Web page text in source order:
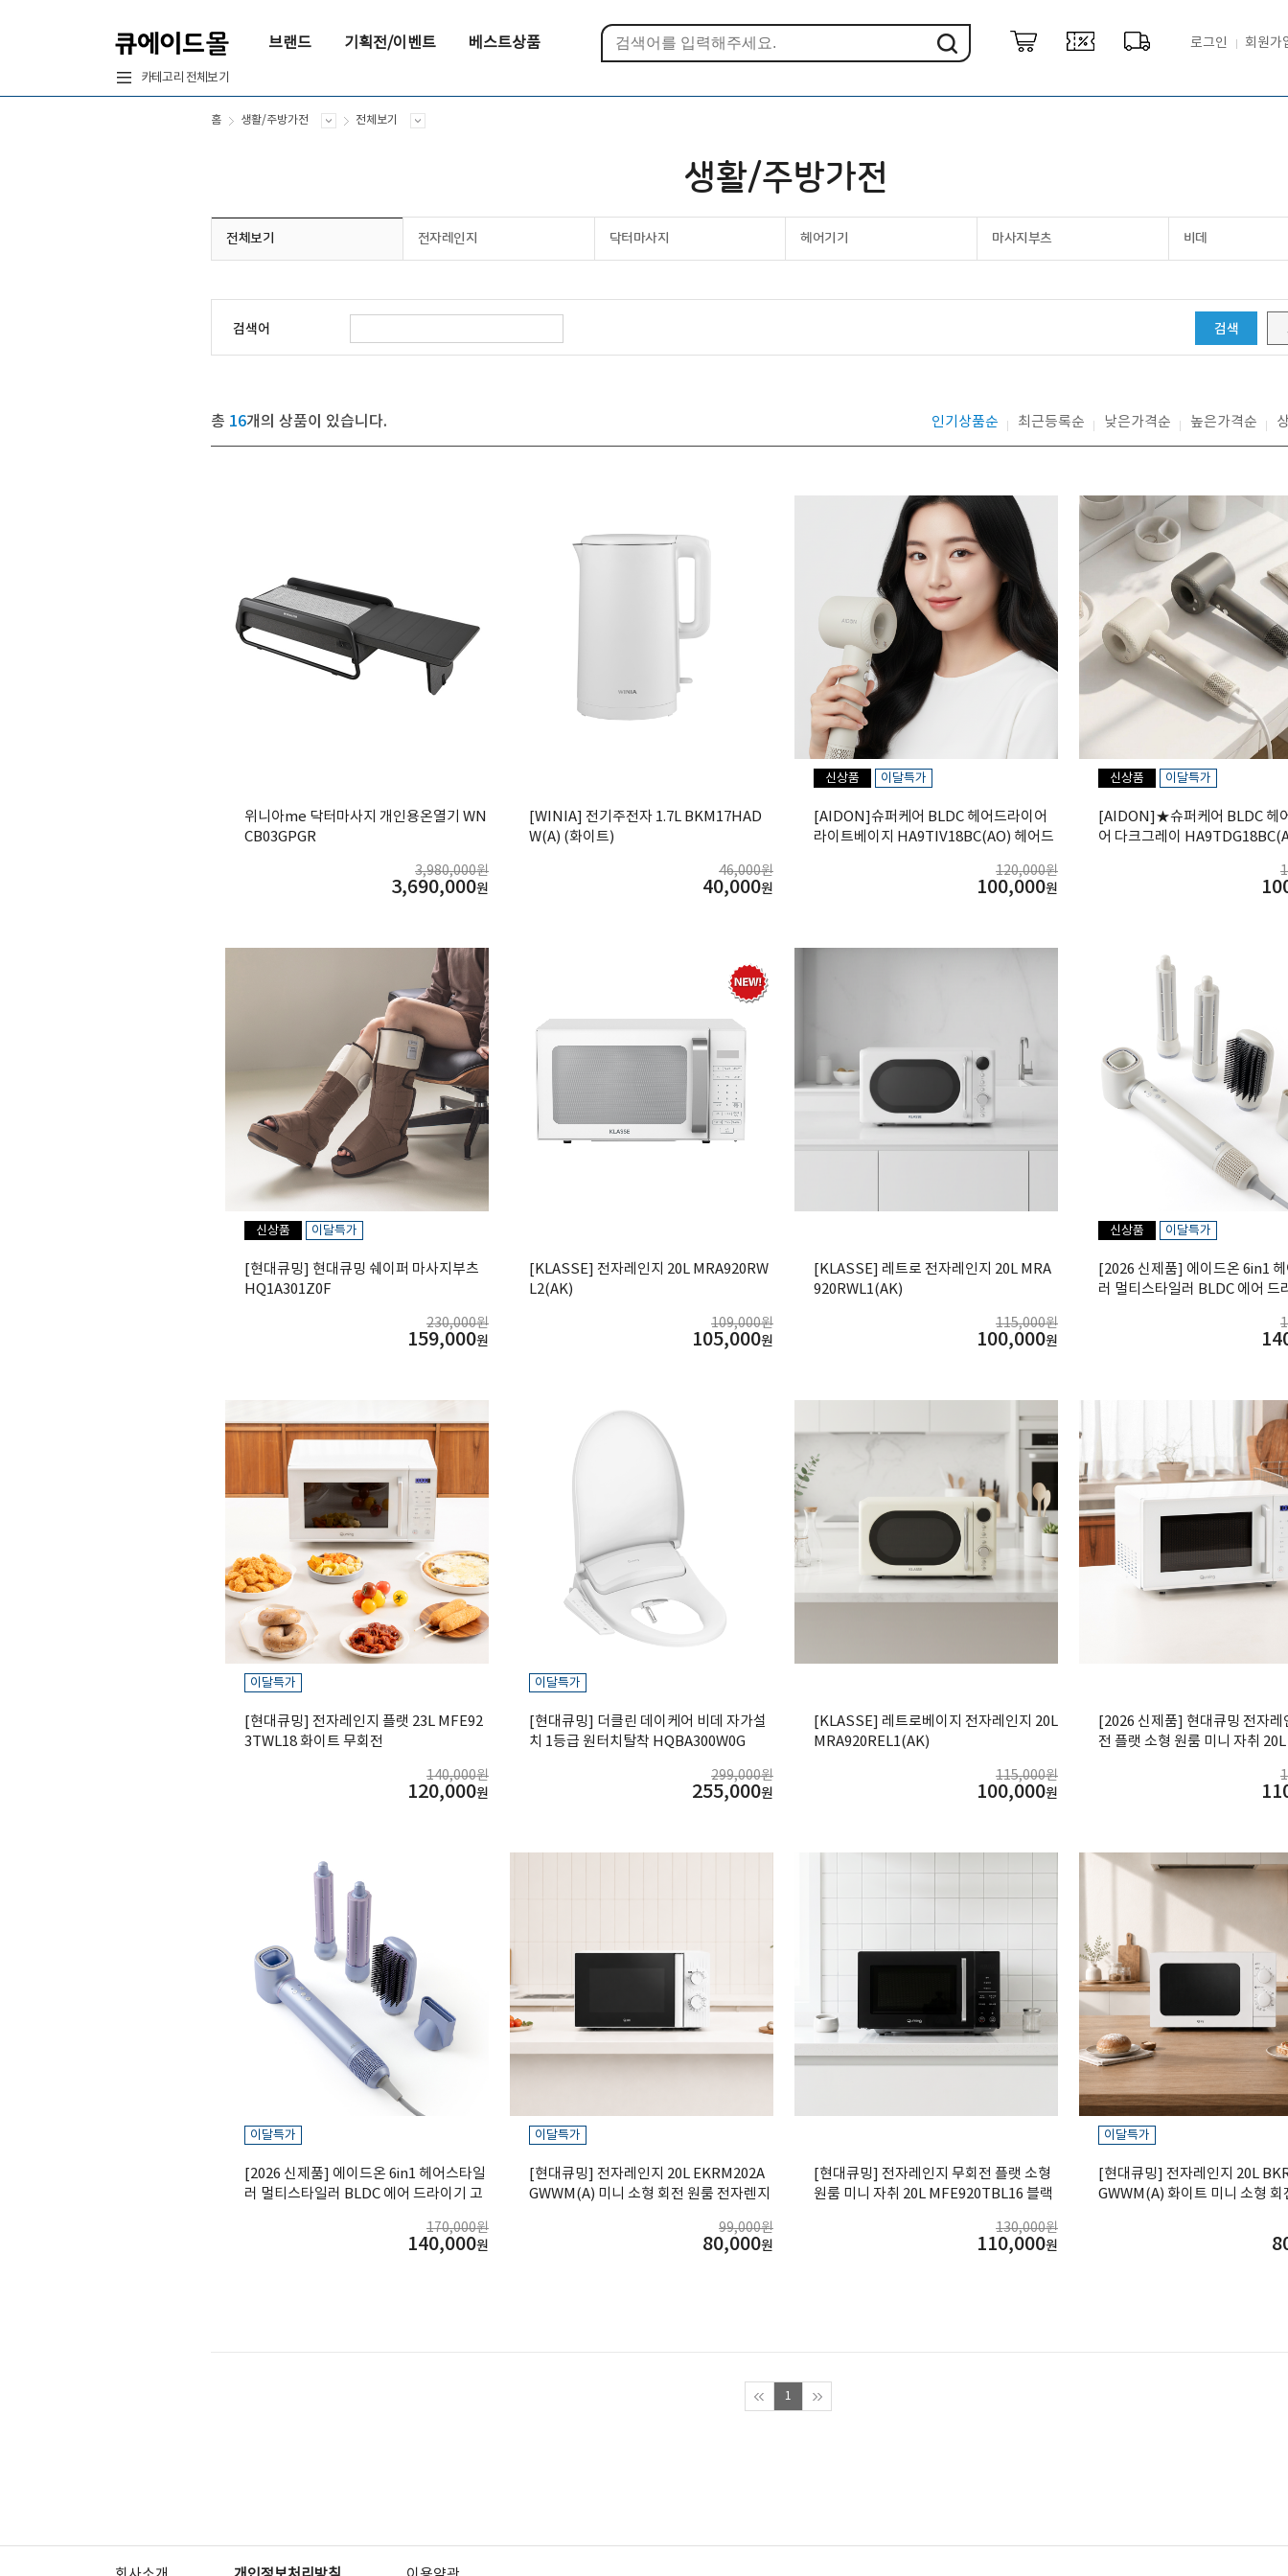
브랜드 기획전/이벤트 베스트상품 로그인 회원가
카테고리 전체보기
홈 생활/주방가전 전체보기
생활/주방가전
전체보기 전자레인지 닥터마사지 헤어기기 마사지부츠 비데
검색어 검색
총 16개의 상품이 있습니다. 인기상품순 최근등록순 낮은가격순 높은가격순
위니아me 닥터마사지 개인용온열기 WN
CB03GPGR
3,980,000원
3,690,000원
[WINIA] 전기주전자 1.7L BKM17HAD
W(A) (화이트)
46,000원
40,000원
신상품 이달특가
[AIDON]슈퍼케어 BLDC 헤어드라이어
라이트베이지 HA9TIV18BC(AO) 헤어드
120,000원
100,000원
신상품 이달특가
[AIDON]★슈퍼케어 BLDC 헤
어 다크그레이
신상품 이달특가
[현대큐밍] 현대큐밍 쉐이퍼 마사지부츠
HQ1A301Z0F
230,000원
159,000원
[KLASSE] 전자레인지 20L MRA920RW
L2(AK)
109,000원
105,000원
[KLASSE] 레트로 전자레인지 20L MRA
920RWL1(AK)
115,000원
100,000원
신상품 이달특가
[2026 신제품] 에이드온 6in1
러 멀티스타일러 BLDC 에어 드
이달특가
[현대큐밍] 전자레인지 플랫 23L MFE92
3TWL18 화이트 무회전
140,000원
120,000원
이달특가
[현대큐밍] 더클린 데이케어 비데 자가설
치 1등급 원터치탈착 HQBA300W0G
299,000원
255,000원
[KLASSE] 레트로베이지 전자레인지 20L
MRA920REL1(AK)
115,000원
100,000원
[2026 신제품] 현대큐밍 전자레
전 플랫 소형 원룸 미니 자취
이달특가
[2026 신제품] 에이드온 6in1 헤어스타일
러 멀티스타일러 BLDC 에어 드라이기 고
170,000원
140,000원
이달특가
[현대큐밍] 전자레인지 20L EKRM202A
GWWM(A) 미니 소형 회전 원룸 전자렌지
99,000원
80,000원
[현대큐밍] 전자레인지 무회전 플랫 소형
원룸 미니 자취 20L MFE920TBL16 블랙
130,000원
110,000원
이달특가
[현대큐밍] 전자레인지 20L
GWWM(A) 화이트 미니 소형 회
1